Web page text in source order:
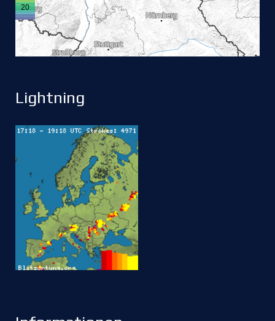
Lightning